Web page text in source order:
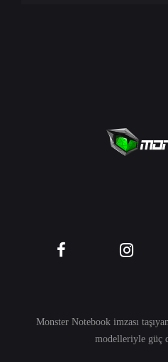
Monster Notebook imzası
modelleriyle güç